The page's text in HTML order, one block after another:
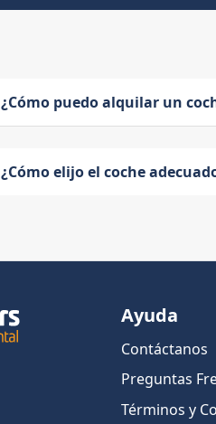
¿Cómo puedo alquilar un
¿Cómo elijo el coche
Ayuda
Contáctanos
Preguntas
Términos y